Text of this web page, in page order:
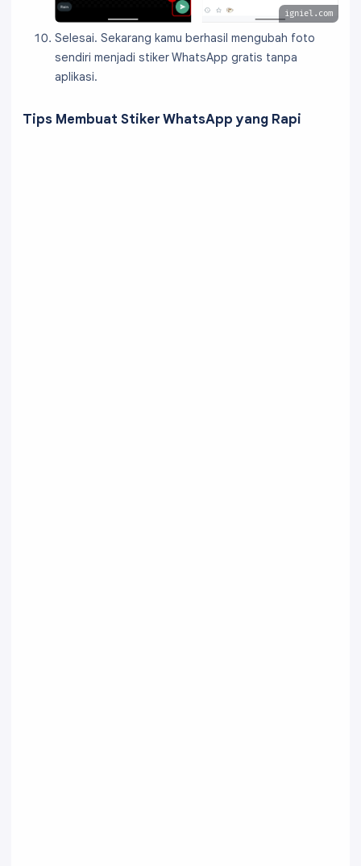
igniel.com
Selesai. Sekarang kamu berhasil mengubah foto
sendiri menjadi stiker WhatsApp gratis tanpa
aplikasi.
Tips Membuat Stiker WhatsApp yang Rapi